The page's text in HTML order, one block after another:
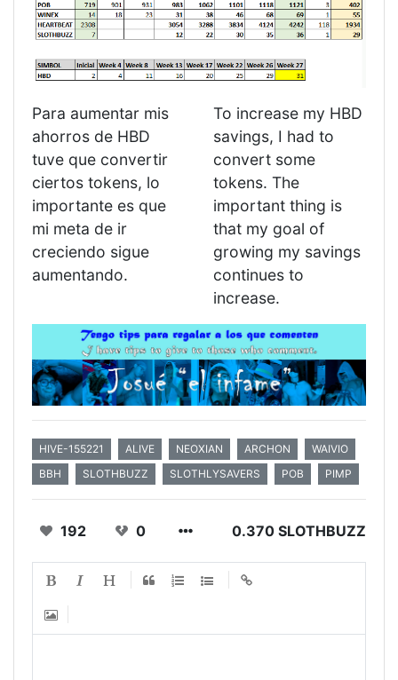
Para aumentar mis
ahorros de HBD
tuve que convertir
ciertos tokens, lo
importante es que
mi meta de ir
creciendo sigue
aumentando.
To increase my HBD
savings, I had to
convert some
tokens. The
important thing is
that my goal of
growing my savings
continues to
increase.
HIVE-155221 ALIVE NEOXIAN ARCHON
WAIVIO
BBH
SLOTHBUZZ SLOTHLYSAVERS POB PIMP
192 0 0.370 SLOTHBUZZ